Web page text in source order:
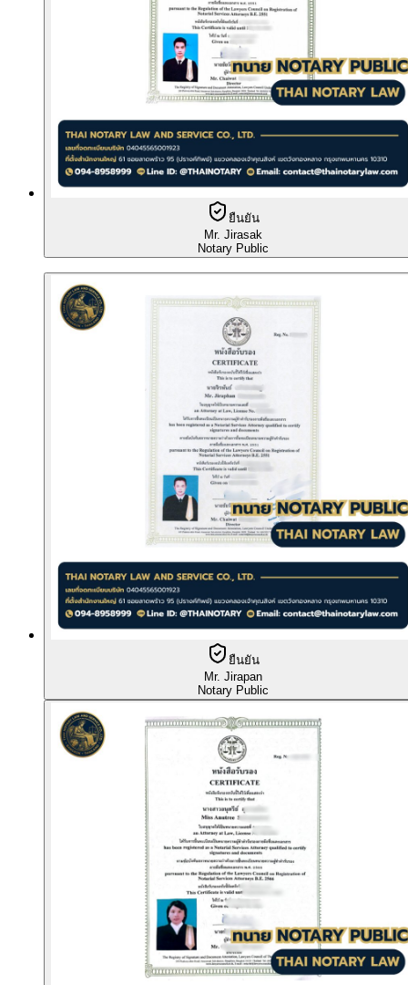
ยืนยัน
Mr. Jirasak
Notary Public
ยืนยัน
Mr. Jirapan
Notary Public